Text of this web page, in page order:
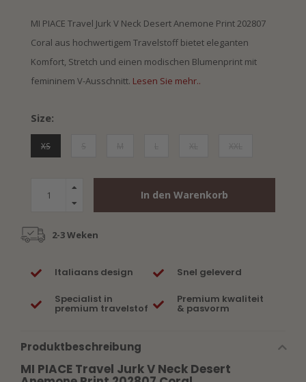
MI PIACE Travel Jurk V Neck Desert Anemone Print 202807
Coral aus hochwertigem Travelstoff bietet eleganten
Komfort, Stretch und einen modischen Blumenprint mit
femininem V-Ausschnitt. Lesen Sie mehr..
Size:
XS
In den Warenkorb
2-3 Weken
Italiaans design Snel geleverd
Specialist in
premium travelstof
Premium kwaliteit
& pasvorm
Produktbeschreibung
MI PIACE Travel Jurk V Neck Desert